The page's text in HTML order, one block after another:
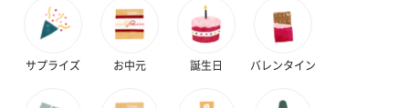
プリザーブドフラワー
ブーケ（ピンク）
プリザーブドフラワー
ブーケ（ブルー）
（2,580円）
サプライズ お中元 誕生日 バレンタイン